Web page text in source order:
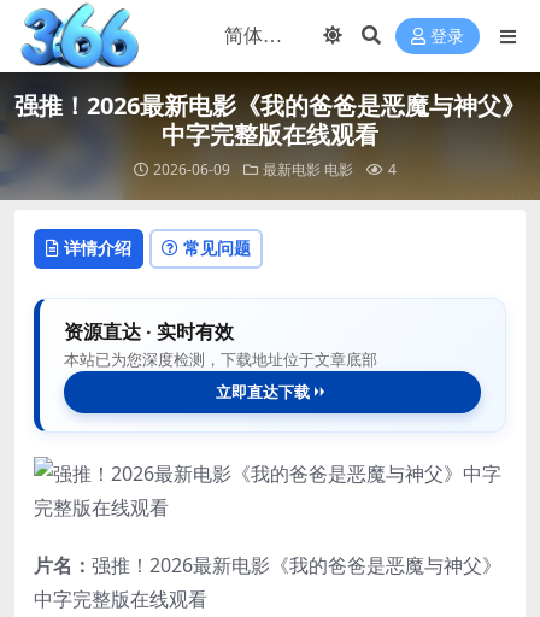
登录
强推！2026最新电影《我的爸爸是恶魔与神父》
中字完整版在线观看
2026-06-09 最新电影 电影 4
详情介绍 常见问题
资源直达 · 实时有效
本站已为您深度检测，下载地址位于文章底部
立即直达下载
片名： 强推！2026最新电影《我的爸爸是恶魔与神父》
中字完整版在线观看